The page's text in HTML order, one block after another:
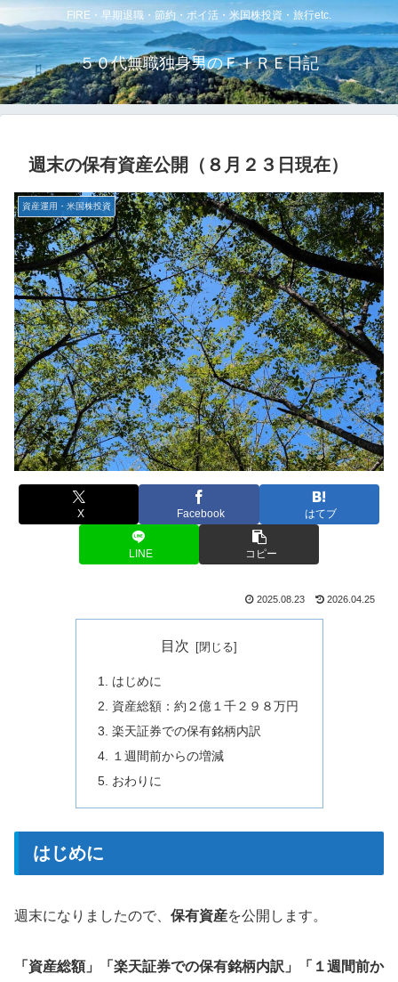
FIRE・早期退職・節約・ポイ活・米国株投資・旅行etc.
５０代無職独身男のＦＩＲＥ日記
週末の保有資産公開（８月２３日現在）
資産運用・米国株投資
X Facebook はてブ
LINE コピー
2025.08.23 2026.04.25
目次
はじめに
資産総額：約２億１千２９８万円
楽天証券での保有銘柄内訳
１週間前からの増減
おわりに
はじめに
週末になりましたので、 保有資産を公開します。
「資産総額」「楽天証券での保有銘柄内訳」「１週間前か